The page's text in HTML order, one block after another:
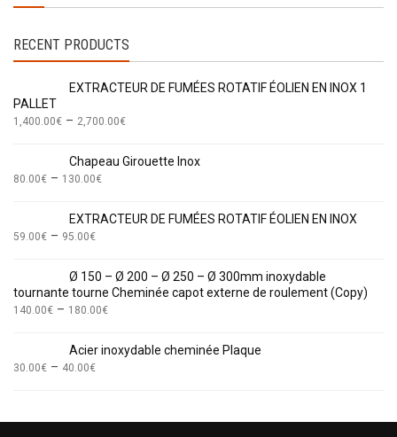
RECENT PRODUCTS
EXTRACTEUR DE FUMÉES ROTATIF ÉOLIEN EN INOX 1
PALLET
1,400.00€ – 2,700.00€
Chapeau Girouette Inox
80.00€ – 130.00€
EXTRACTEUR DE FUMÉES ROTATIF ÉOLIEN EN INOX
59.00€ – 95.00€
Ø 150 – Ø 200 – Ø 250 – Ø 300mm inoxydable
tournante tourne Cheminée capot externe de roulement (Copy)
140.00€ – 180.00€
Acier inoxydable cheminée Plaque
30.00€ – 40.00€